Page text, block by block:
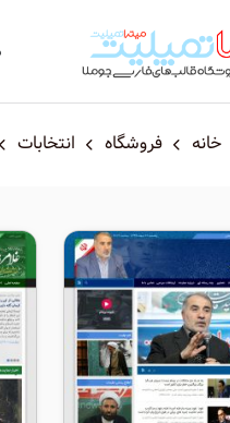
خانه فروشگاه انتخابات